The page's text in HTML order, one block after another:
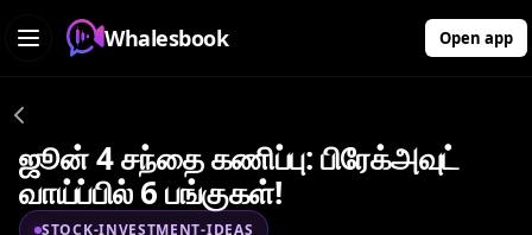
Whalesbook Open app
ஜூன் 4 சந்தை கணிப்பு: பிரேக்அவுட்
வாய்ப்பில் 6 பங்குகள்!
STOCK-INVESTMENT-IDEAS